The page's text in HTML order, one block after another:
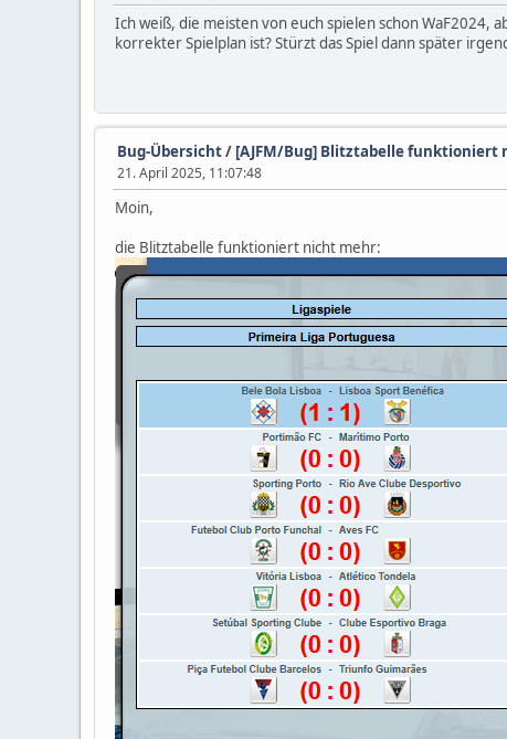
Ich weiß, die meisten von euch spielen schon WaF2024,
korrekter Spielplan ist? Stürzt das Spiel dann später
Bug-Übersicht/ [AJFM/Bug] Blitztabelle funktioniert
21. April 2025, 11:07:48
Moin,
die Blitztabelle funktioniert nicht mehr: